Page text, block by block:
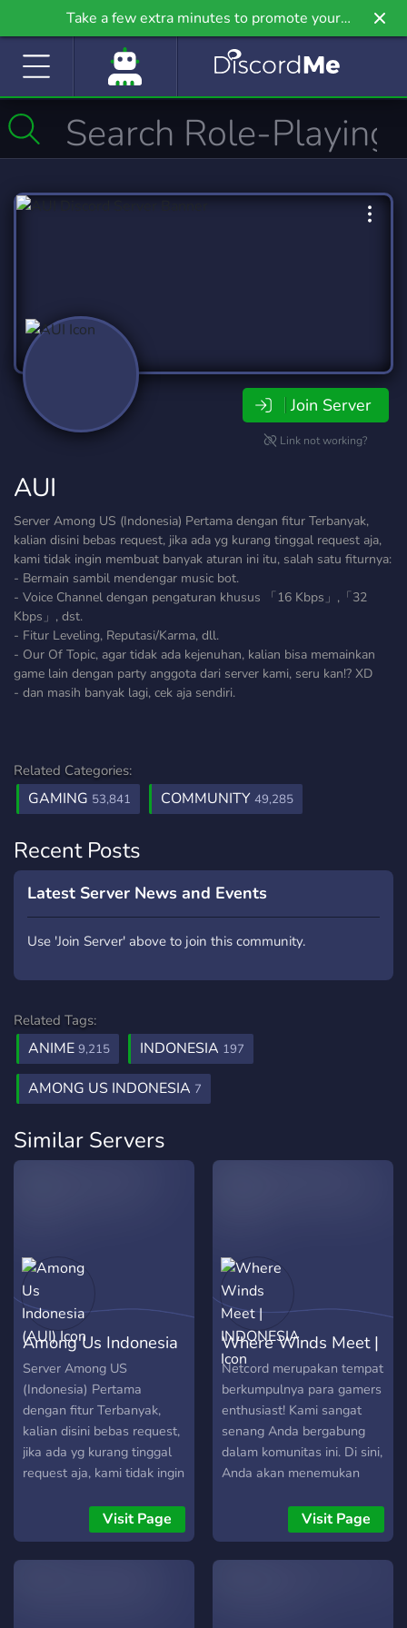
Take a few extra minutes to promote your
community even further on Griv.io, our newest
Join Server
Link not working?
AUI
Server Among US (Indonesia) Pertama dengan fitur Terbanyak,
kalian disini bebas request, jika ada yg kurang tinggal request aja,
kami tidak ingin membuat banyak aturan ini itu, salah satu fiturnya:
- Bermain sambil mendengar music bot.
- Voice Channel dengan pengaturan khusus 「16 Kbps」,「32
Kbps」, dst.
- Fitur Leveling, Reputasi/Karma, dll.
- Our Of Topic, agar tidak ada kejenuhan, kalian bisa memainkan
game lain dengan party anggota dari server kami, seru kan!? XD
- dan masih banyak lagi, cek aja sendiri.
Related Categories:
GAMING 53,841 COMMUNITY 49,285
Recent Posts
Latest Server News and Events
Use 'Join Server' above to join this community.
Related Tags:
ANIME 9,215 INDONESIA 197
AMONG US INDONESIA 7
Similar Servers
Among Us Indonesia
(AUI)
Server Among US
(Indonesia) Pertama
dengan fitur Terbanyak,
kalian disini bebas request,
jika ada yg kurang tinggal
request aja, kami tidak ingin
Visit Page
Where Winds Meet |
INDONESIA
Netcord merupakan tempat
berkumpulnya para gamers
enthusiast! Kami sangat
senang Anda bergabung
dalam komunitas ini. Di sini,
Anda akan menemukan
siap untuk berbagi
pengalaman, tips, dan tentu
saja, keseruan dalam
Visit Page